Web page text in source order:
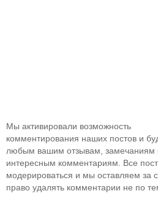
Мы активировали возможность
комментирования наших постов и
любым вашим отзывам, замечаниям
интересным комментариям. Все
модерироваться и мы оставляем за
право удалять комментарии не по